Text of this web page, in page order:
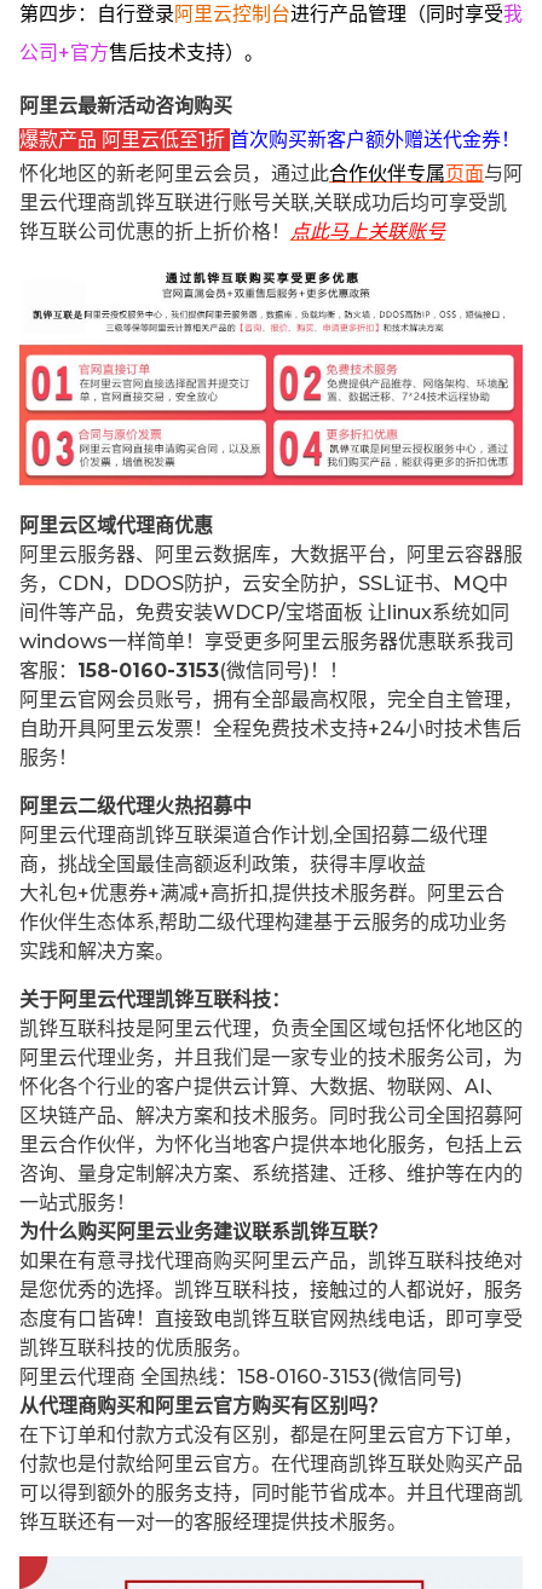
第四步：自行登录阿里云控制台进行产品管理（同时享受我
公司+官方售后技术支持）。
阿里云最新活动咨询购买
爆款产品 阿里云低至1折 首次购买新客户额外赠送代金券！
怀化地区的新老阿里云会员，通过此合作伙伴专属页面与阿
里云代理商凯铧互联进行账号关联,关联成功后均可享受凯
铧互联公司优惠的折上折价格！
点此马上关联账号
阿里云区域代理商优惠
阿里云服务器、阿里云数据库，大数据平台，阿里云容器服
务，CDN，DDOS防护，云安全防护，SSL证书、MQ中
间件等产品，免费安装WDCP/宝塔面板 让 linux系统如同
windows一样简单！享受更多阿里云服务器优惠联系我司
客服： 158-0160-3153(微信同号)！！
阿里云官网会员账号，拥有全部最高权限，完全自主管理，
自助开具阿里云发票！全程免费技术支持+24小时技术售后
服务！
阿里云二级代理火热招募中
阿里云代理商凯铧互联渠道合作计划,全国招募二级代理
商，挑战全国最佳高额返利政策，获得丰厚收益
大礼包+优惠券+满减+高折扣,提供技术服务群。阿里云合
作伙伴生态体系,帮助二级代理构建基于云服务的成功业务
实践和解决方案。
关于阿里云代理凯铧互联科技：
凯铧互联科技是阿里云代理，负责全国区域包括怀化地区的
阿里云代理业务，并且我们是一家专业的技术服务公司，为
怀化各个行业的客户提供云计算、大数据、物联网、AI、
区块链产品、解决方案和技术服务。同时我公司全国招募阿
里云合作伙伴，为怀化当地客户提供本地化服务，包括上云
咨询、量身定制解决方案、系统搭建、迁移、维护等在内的
一站式服务！
为什么购买阿里云业务建议联系凯铧互联？
如果在有意寻找代理商购买阿里云产品，凯铧互联科技绝对
是您优秀的选择。凯铧互联科技，接触过的人都说好，服务
态度有口皆碑！直接致电凯铧互联官网热线电话，即可享受
凯铧互联科技的优质服务。
阿里云代理商 全国热线：158-0160-3153(微信同号)
从代理商购买和阿里云官方购买有区别吗？
在下订单和付款方式没有区别，都是在阿里云官方下订单，
付款也是付款给阿里云官方。在代理商凯铧互联处购买产品
可以得到额外的服务支持，同时能节省成本。并且代理商凯
铧互联还有一对一的客服经理提供技术服务。